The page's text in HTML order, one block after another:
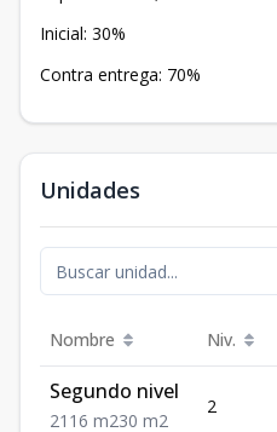
Inicial: 30%
Contra entrega: 70%
Unidades
Nombre Niv.
Segundo nivel
2116 m230 m2
2